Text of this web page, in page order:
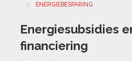
ENERGIEBESPARING
Energiesubsidies
financiering